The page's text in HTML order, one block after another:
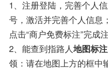
1、注册登陆，完善个人
号，激活并完善个人信息
点击“商户免费标注”完成
2、能查到指路人地图标注
领：请在地图上方的框中